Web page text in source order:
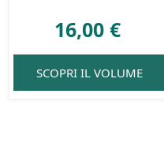
16,00€
SCOPRI IL VOLUME